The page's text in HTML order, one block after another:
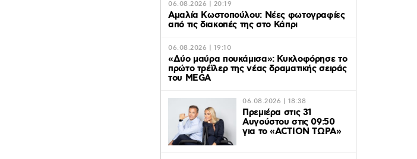
06.08.2026 | 20:19
Αμαλία Κωστοπούλου: Νέες φωτογραφίες
από τις διακοπές της στο Κάπρι
06.08.2026 | 19:10
«Δύο μαύρα πουκάμισα»: Κυκλοφόρησε το
πρώτο τρέϊλερ της νέας δραματικής σειράς
του MEGA
06.08.2026 | 18:38
Πρεμιέρα στις 31
Αυγούστου στις 09:50
για το «ACTION ΤΩΡΑ»